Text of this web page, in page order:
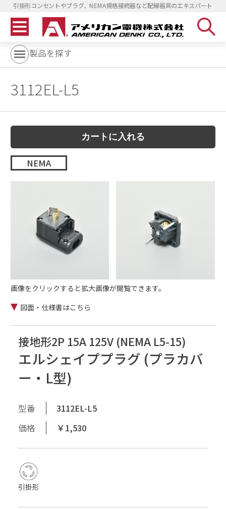
引掛形コンセントやプラグ、NEMA規格接続器など配線器具のエキスパート
製品を探す
3112EL-L5
NEMA
画像をクリックすると拡大画像が閲覧できます。
図面・仕様書はこちら
接地形2P 15A 125V (NEMA L5-15)
エルシェイププラグ (プラカバ
ー・L型)
型番
3112EL-L5
価格
￥1,530
引掛形